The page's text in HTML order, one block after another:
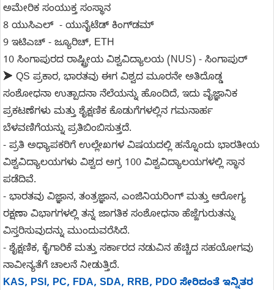
ಅಮೇರಿಕ ಸಂಯುಕ್ತ ಸಂಸ್ಥಾನ
8 ಯುಸಿಎಲ್ - ಯುನೈಟೆಡ್ ಕಿಂಗ್‌ಡಮ್
9 ಇಟಿಎಚ್ - ಜ್ಯೂರಿಚ್, ETH
10 ಸಿಂಗಾಪುರದ ರಾಷ್ಟ್ರೀಯ ವಿಶ್ವವಿದ್ಯಾಲಯ (NUS) - ಸಿಂಗಾಪುರ್
➤ QS ಪ್ರಕಾರ, ಭಾರತವು ಈಗ ವಿಶ್ವದ ಮೂರನೇ ಅತಿದೊಡ್ಡ
ಸಂಶೋಧನಾ ಉತ್ಪಾದನಾ ನೆಲೆಯನ್ನು ಹೊಂದಿದೆ, ಇದು ವೈಜ್ಞಾನಿಕ
ಪ್ರಕಟಣೆಗಳು ಮತ್ತು ಶೈಕ್ಷಣಿಕ ಕೊಡುಗೆಗಳಲ್ಲಿನ ಗಮನಾರ್ಹ
ಬೆಳವಣಿಗೆಯನ್ನು ಪ್ರತಿಬಿಂಬಿಸುತ್ತದೆ.
- ಪ್ರತಿ ಅಧ್ಯಾಪಕರಿಗೆ ಉಲ್ಲೇಖಗಳ ವಿಷಯದಲ್ಲಿ ಹನ್ನೊಂದು ಭಾರತೀಯ
ವಿಶ್ವವಿದ್ಯಾಲಯಗಳು ವಿಶ್ವದ ಅಗ್ರ 100 ವಿಶ್ವವಿದ್ಯಾಲಯಗಳಲ್ಲಿ ಸ್ಥಾನ
ಪಡೆದಿವೆ.
- ಭಾರತವು ವಿಜ್ಞಾನ, ತಂತ್ರಜ್ಞಾನ, ಎಂಜಿನಿಯರಿಂಗ್ ಮತ್ತು ಆರೋಗ್ಯ
ರಕ್ಷಣಾ ವಿಭಾಗಗಳಲ್ಲಿ ತನ್ನ ಜಾಗತಿಕ ಸಂಶೋಧನಾ ಹೆಜ್ಜೆಗುರುತನ್ನು
ವಿಸ್ತರಿಸುವುದನ್ನು ಮುಂದುವರೆಸಿದೆ.
- ಶೈಕ್ಷಣಿಕ, ಕೈಗಾರಿಕೆ ಮತ್ತು ಸರ್ಕಾರದ ನಡುವಿನ ಹೆಚ್ಚಿದ ಸಹಯೋಗವು
ನಾವೀನ್ಯತೆಗೆ ಚಾಲನೆ ನೀಡುತ್ತಿದೆ.
KAS, PSI, PC, FDA, SDA, RRB, PDO ಸೇರಿದಂತೆ ಇನ್ನಿತರ